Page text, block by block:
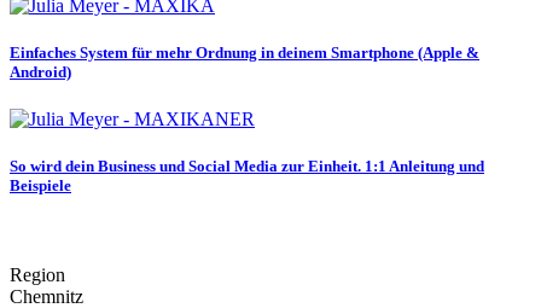
Einfaches System für mehr Ordnung in deinem Smartphone (Apple &
Android)
So wird dein Business und Social Media zur Einheit. 1:1 Anleitung und
Beispiele
Region
Chemnitz